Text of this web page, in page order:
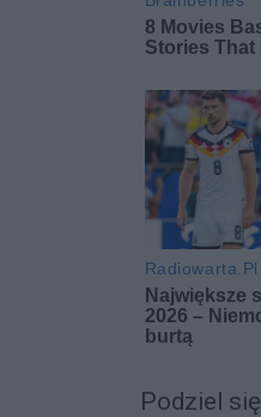
Podziel się